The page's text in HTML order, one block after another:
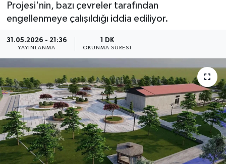
Projesi'nin, bazı çevreler tarafından
engellenmeye çalışıldığı iddia ediliyor.
31.05.2026 - 21:36
YAYINLANMA
1 DK
OKUNMA SÜRESI
SAĞLIK-YAŞAM
Haber Arşivi